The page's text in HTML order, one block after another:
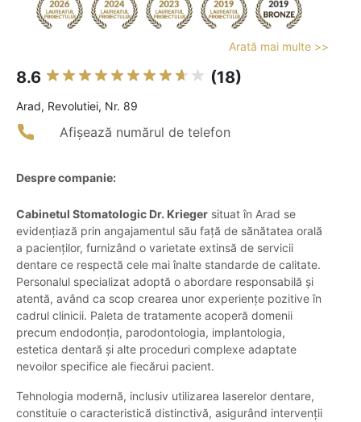
Arată mai multe >>
8.6 (18)
Arad, Revolutiei, Nr. 89
Afișează numărul de telefon
Despre companie:
Cabinetul Stomatologic Dr. Krieger situat în Arad se
evidențiază prin angajamentul său față de sănătatea orală
a pacienților, furnizând o varietate extinsă de servicii
dentare ce respectă cele mai înalte standarde de calitate.
Personalul specializat adoptă o abordare responsabilă și
atentă, având ca scop crearea unor experiențe pozitive în
cadrul clinicii. Paleta de tratamente acoperă domenii
precum endodonția, parodontologia, implantologia,
estetica dentară și alte proceduri complexe adaptate
nevoilor specifice ale fiecărui pacient.
Tehnologia modernă, inclusiv utilizarea laserelor dentare,
constituie o caracteristică distinctivă, asigurând intervenții